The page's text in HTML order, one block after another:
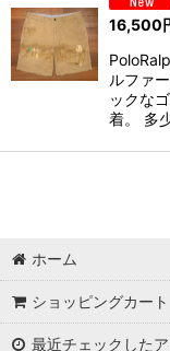
16,500
ルファ
ックな
着。 多
ホーム
ショッピングカート
最近チェックした